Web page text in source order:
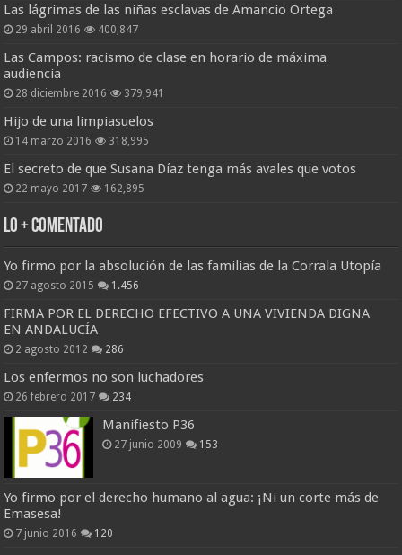
Las lágrimas de las niñas esclavas de Amancio Ortega
29 abril 2016 400,847
Las Campos: racismo de clase en horario de máxima
audiencia
28 diciembre 2016 379,941
Hijo de una limpiasuelos
14 marzo 2016 318,995
El secreto de que Susana Díaz tenga más avales que votos
22 mayo 2017 162,895
Lo + Comentado
Yo firmo por la absolución de las familias de la Corrala Utopía
27 agosto 2015 1.456
FIRMA POR EL DERECHO EFECTIVO A UNA VIVIENDA DIGNA
EN ANDALUCÍA
2 agosto 2012 286
Los enfermos no son luchadores
26 febrero 2017 234
Manifiesto P36
27 junio 2009 153
Yo firmo por el derecho humano al agua: ¡Ni un corte más de
Emasesa!
7 junio 2016 120